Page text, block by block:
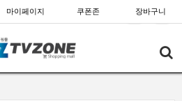
마이페이지 쿠폰존 장바구니